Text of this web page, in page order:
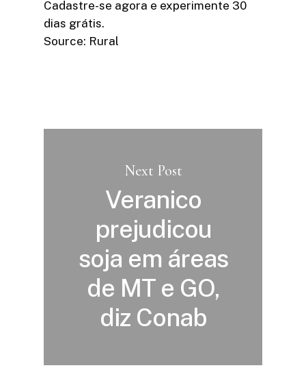
Cadastre-se agora e experimente 30
dias grátis.
Source: Rural
Next Post
Veranico
prejudicou
soja em áreas
de MT e GO,
diz Conab